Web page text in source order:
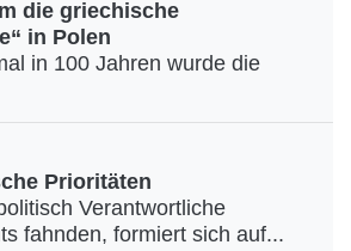
die griechische
in Polen
in 100 Jahren wurde die
Prioritäten
Verantwortliche
fahnden, formiert sich auf...